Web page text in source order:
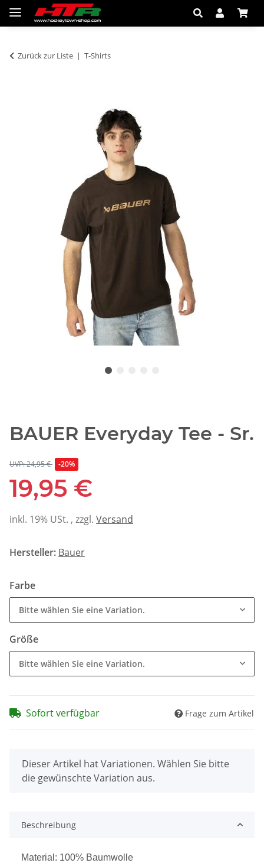
Zurück zur Liste T-Shirts
BAUER Everyday Tee - Sr.
UVP: 24,95 € -20%
19,95 €
inkl. 19% USt. , zzgl. Versand
Hersteller: Bauer
Farbe
Bitte wählen Sie eine Variation.
Größe
Bitte wählen Sie eine Variation.
Sofort verfügbar Frage zum Artikel
x
Dieser Artikel hat Variationen. Wählen Sie bitte
die gewünschte Variation aus.
Beschreibung
Material: 100% Baumwolle